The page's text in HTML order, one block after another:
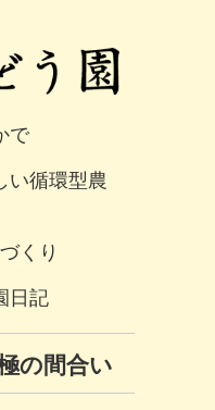
で
い循環型農
くり
日記
の間合い